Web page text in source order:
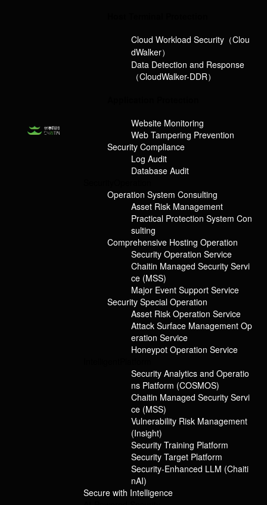
Cloud Workload Security（Clou
dWalker）
Data Detection and Response
（CloudWalker-DDR）
Website Monitoring
Web Tampering Prevention
Security Compliance
Log Audit
Database Audit
Operation System Consulting
Asset Risk Management
Practical Protection System Con
sulting
Comprehensive Hosting Operation
Security Operation Service
Chaitin Managed Security Servi
ce (MSS)
Major Event Support Service
Security Special Operation
Asset Risk Operation Service
Attack Surface Management Op
eration Service
Honeypot Operation Service
Security Analytics and Operatio
ns Platform (COSMOS)
Chaitin Managed Security Servi
ce (MSS)
Vulnerability Risk Management
(Insight)
Security Training Platform
Security Target Platform
Security-Enhanced LLM (Chaiti
nAI)
Secure with Intelligence
在 2024 年春运期间，运送乘客 1800 万+ 人次，中国铁路郑州局集团
有限公司（下文简称“郑州铁路局”）就是这样一个承载着如此庞大吞吐
对于郑州铁路局来说，基础建设千头万绪，信息化的推进是重中之
郑州铁路局信息化建设开始于 1985 年，是信息化建设的先驱单位。自
2010 年前后，郑州铁路局开始强化信息化建设，过程中结合生产实
际，制订了《郑州铁路局信息化建设规划》、《“十四五”郑州局集团公
司网络安全和信息化规划》等指导文件，提出“数字郑铁”建设目标
和“1578”实施战略，实现综合计算机网与数据通信网的“双网融合”。
郑州铁路局智慧铁路的建设如火如荼，网络安全的建设也一直紧随其